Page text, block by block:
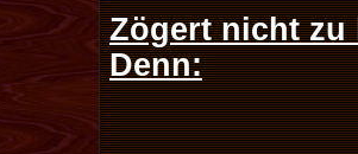
Zögert nicht zu
Denn: